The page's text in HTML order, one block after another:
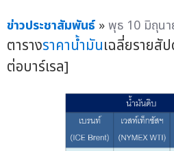
ข่าวประชาสัมพันธ์ »พุธ 10 มิถุน
ตารางราคาน้ำมันเฉลี่ยรายสั
ต่อบาร์เรล]